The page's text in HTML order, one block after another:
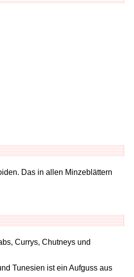
Das in allen Minzeblättern
Currys, Chutneys und
Tunesien ist ein Aufguss aus